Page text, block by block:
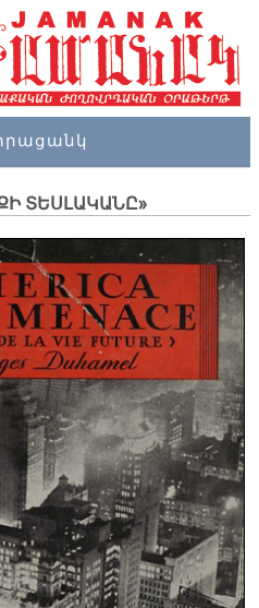
ՏԵՍԼԱԿԱՆԸ»